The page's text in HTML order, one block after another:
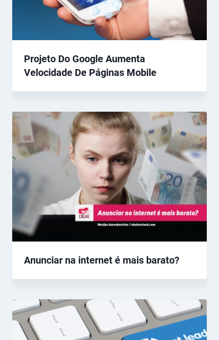
Projeto Do Google Aumenta
Velocidade De Páginas Mobile
Anunciar na internet é mais barato?